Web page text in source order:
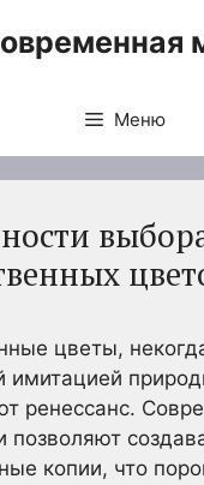
Меню
цветы,
имитацией
ренессанс.
позволяют
копии, что